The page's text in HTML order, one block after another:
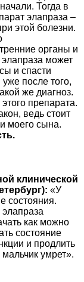
Тогда в
элапраза –
этой болезни.
органы и
может
и спасти
после того,
же диагноз.
препарата.
ведь стоит
моего сына.
клинической
«У
состояния.
как можно
состояние
и продлить
умрет».